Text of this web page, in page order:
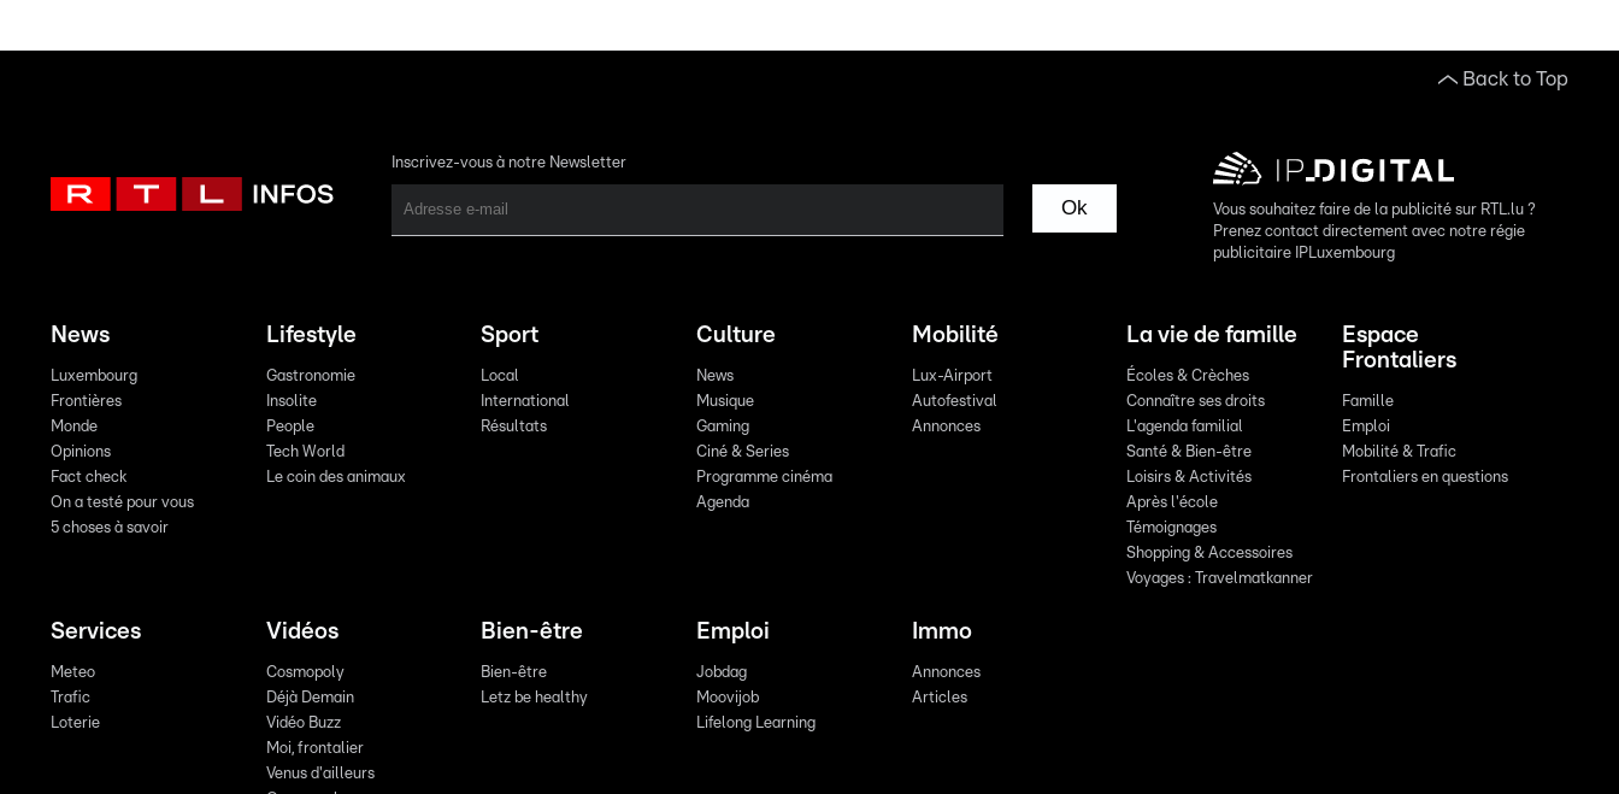
Back to Top
Inscrivez-vous à notre Newsletter
Ok
Vous souhaitez faire de la publicité sur RTL.lu ?
Prenez contact directement avec notre régie
publicitaire IPLuxembourg
News
Luxembourg
Frontières
Monde
Opinions
Fact check
On a testé pour vous
5 choses à savoir
Lifestyle
Gastronomie
Insolite
People
Tech World
Le coin des animaux
Sport
Local
International
Résultats
Culture
News
Musique
Gaming
Ciné & Series
Programme cinéma
Agenda
Mobilité
Lux-Airport
Autofestival
Annonces
La vie de famille
Écoles & Crèches
Connaître ses droits
L'agenda familial
Santé & Bien-être
Loisirs & Activités
Après l'école
Témoignages
Shopping & Accessoires
Voyages : Travelmatkanner
Espace
Frontaliers
Famille
Emploi
Mobilité & Trafic
Frontaliers en questions
Services
Meteo
Trafic
Loterie
Vidéos
Cosmopoly
Déjà Demain
Vidéo Buzz
Moi, frontalier
Venus d'ailleurs
Bien-être
Bien-être
Letz be healthy
Emploi
Jobdag
Moovijob
Lifelong Learning
Immo
Annonces
Articles